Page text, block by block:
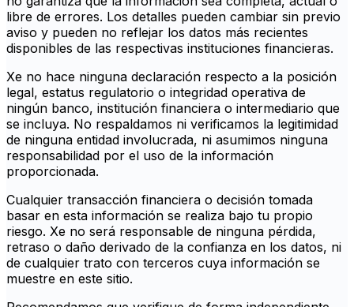
libre de errores. Los detalles pueden cambiar sin previo
aviso y pueden no reflejar los datos más recientes
disponibles de las respectivas instituciones financieras.
Xe no hace ninguna declaración respecto a la posición
legal, estatus regulatorio o integridad operativa de
ningún banco, institución financiera o intermediario que
se incluya. No respaldamos ni verificamos la legitimidad
de ninguna entidad involucrada, ni asumimos ninguna
responsabilidad por el uso de la información
proporcionada.
Cualquier transacción financiera o decisión tomada
basar en esta información se realiza bajo tu propio
riesgo. Xe no será responsable de ninguna pérdida,
retraso o daño derivado de la confianza en los datos, ni
de cualquier trato con terceros cuya información se
muestre en este sitio.